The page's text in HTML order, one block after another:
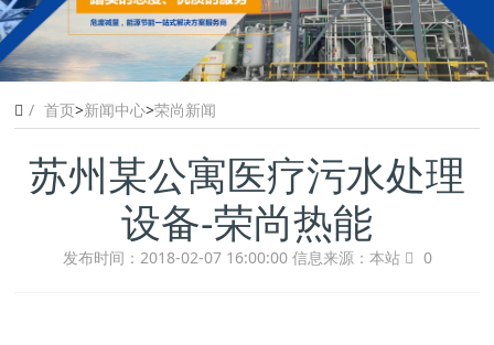
首页>新闻中心>荣尚新闻
苏州某公寓医疗污水处理
设备-荣尚热能
发布时间：2018-02-07 16:00:00 信息来源：本站 0